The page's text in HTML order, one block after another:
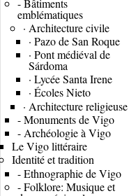
emblématiques
· Architecture civile
· Pazo de San Roque
· Pont médiéval de
Sárdoma
· Lycée Santa Irene
· Écoles Nieto
· Architecture religieuse
-Monuments de Vigo
- Archéologie à Vigo
Le Vigo littéraire
Identité et tradition
-Ethnographie de Vigo
-Folklore: Musique et